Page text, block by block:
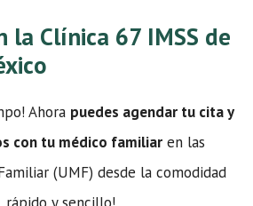
la Clínica 67 IMSS de
Ahora puedes agendar tu cita y
con tu médico familiar en las
(UMF) desde la comodidad
rápido y sencillo!